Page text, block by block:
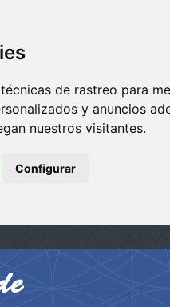
de rastreo para
y anuncios
nuestros visitantes.
Configurar